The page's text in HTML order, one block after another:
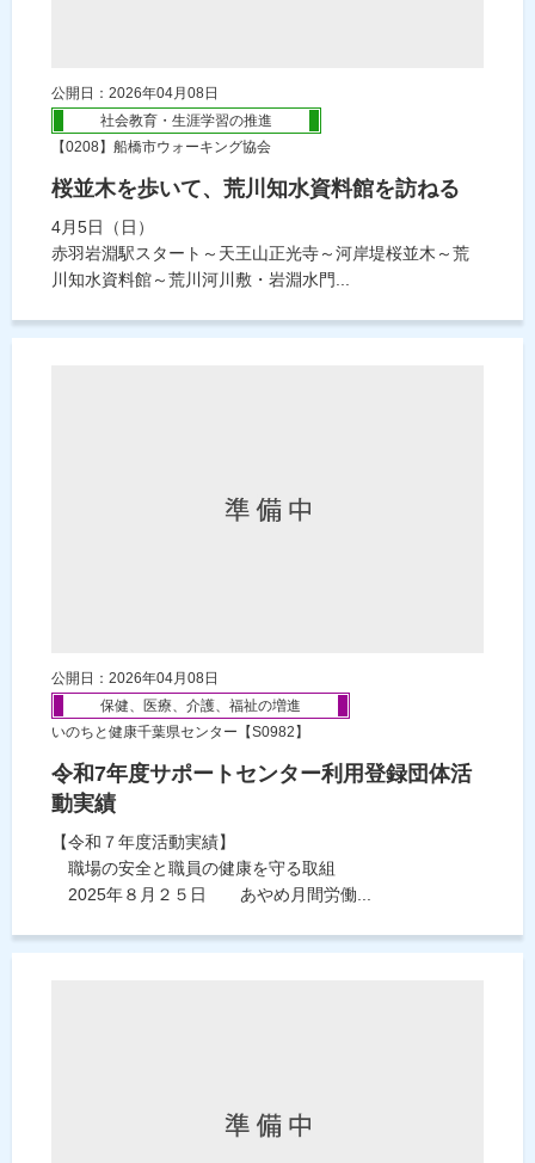
公開日：2026年04月08日
社会教育・生涯学習の推進
【0208】船橋市ウォーキング協会
桜並木を歩いて、荒川知水資料館を訪ねる
4月5日（日）
赤羽岩淵駅スタート～天王山正光寺～河岸堤桜並木～荒
川知水資料館～荒川河川敷・岩淵水門...
公開日：2026年04月08日
保健、医療、介護、福祉の増進
いのちと健康千葉県センター【S0982】
令和7年度サポートセンター利用登録団体活
動実績
【令和７年度活動実績】
職場の安全と職員の健康を守る取組
2025年８月２５日 あやめ月間労働...